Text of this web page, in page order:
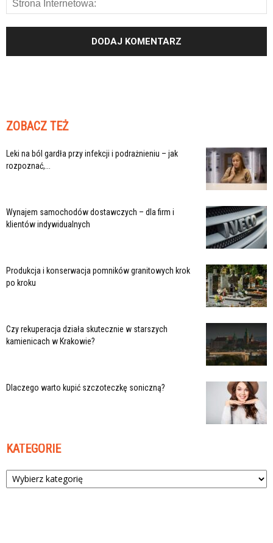
ZOBACZ TEŻ
Leki na ból gardła przy infekcji i podrażnieniu – jak
rozpoznać,...
Wynajem samochodów dostawczych – dla firm i
klientów indywidualnych
Produkcja i konserwacja pomników granitowych krok
po kroku
Czy rekuperacja działa skutecznie w starszych
kamienicach w Krakowie?
Dlaczego warto kupić szczoteczkę soniczną?
KATEGORIE
Kategorie